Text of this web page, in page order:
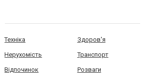
Техніка Здоров'я
Нерухомість Транспорт
Відпочинок Розваги